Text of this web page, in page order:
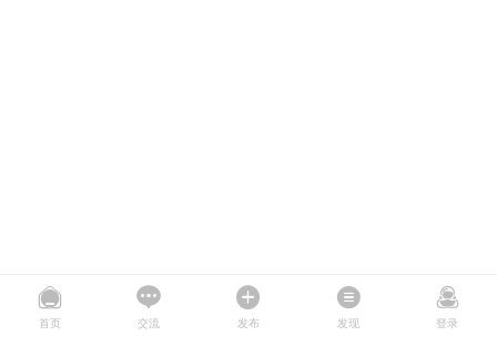
首页 交流 发布 发现 登录